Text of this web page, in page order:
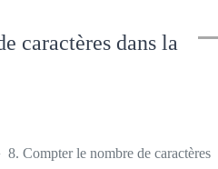
caractères dans la
8. Compter le nombre de caractères